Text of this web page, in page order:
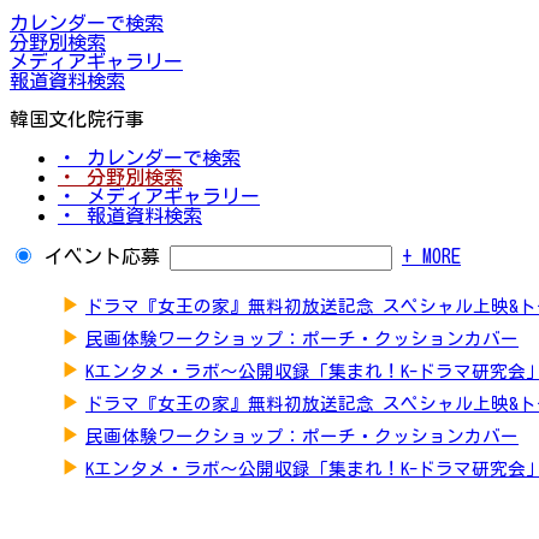
カレンダーで検索
分野別検索
メディアギャラリー
報道資料検索
韓国文化院行事
・ カレンダーで検索
・ 分野別検索
・ メディアギャラリー
・ 報道資料検索
イベント応募 + MORE
▶ ドラマ『女王の家』無料初放送記念 スペシャル上映&
▶ 民画体験ワークショップ：ポーチ・クッションカバー
▶ Kエンタメ・ラボ～公開収録「集まれ！K-ドラマ研究会」
▶ ドラマ『女王の家』無料初放送記念 スペシャル上映&
▶ 民画体験ワークショップ：ポーチ・クッションカバー
▶ Kエンタメ・ラボ～公開収録「集まれ！K-ドラマ研究会」